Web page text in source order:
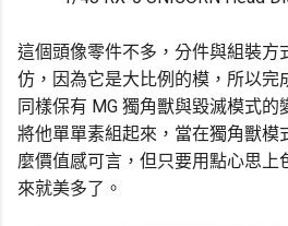
這個頭像零件不多，分件與組裝方
仿，因為它是大比例的模，所以完
同樣保有 MG 獨角獸與毀滅模式
將他單單素組起來，當在獨角獸模
麼價值感可言，但只要用點心思上
來就美多了。